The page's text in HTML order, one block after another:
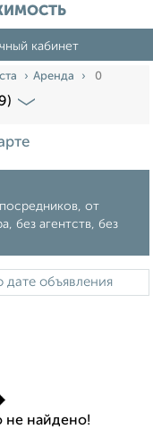
кабинет
Аренда 0
от
без агентств, без
не найдено!